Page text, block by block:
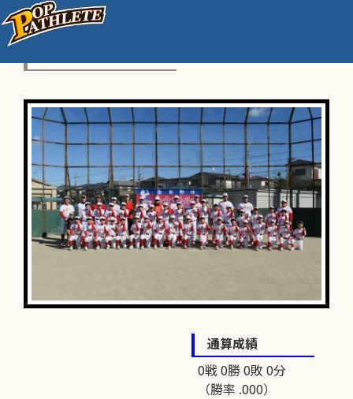
通算成績
0戦 0勝 0敗 0分
（勝率 .000）